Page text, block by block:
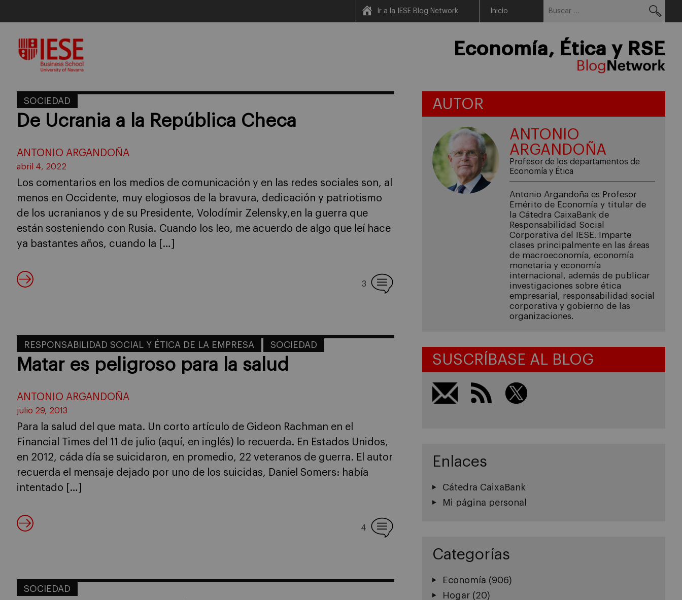
content
Ir a la IESE Blog Network Inicio
Economía, Ética y RSE
SOCIEDAD
De Ucrania a la República Checa
ANTONIO ARGANDOÑA
abril 4, 2022
Los comentarios en los medios de comunicación y en las redes sociales son, al
menos en Occidente, muy elogiosos de la bravura, dedicación y patriotismo
de los ucranianos y de su Presidente, Volodímir Zelensky,en la guerra que
están sosteniendo con Rusia. Cuando los leo, me acuerdo de algo que leí hace
ya bastantes años, cuando la […]
3
RESPONSABILIDAD SOCIAL Y ÉTICA DE LA EMPRESA SOCIEDAD
Matar es peligroso para la salud
ANTONIO ARGANDOÑA
julio 29, 2013
Para la salud del que mata. Un corto artículo de Gideon Rachman en el
Financial Times del 11 de julio (aquí, en inglés) lo recuerda. En Estados Unidos,
en 2012, cáda día se suicidaron, en promedio, 22 veteranos de guerra. El autor
recuerda el mensaje dejado por uno de los suicidas, Daniel Somers: había
intentado […]
4
SOCIEDAD
AUTOR
ANTONIO
ARGANDOÑA
Profesor de los departamentos de
Economía y Ética
Antonio Argandoña es Profesor
Emérito de Economía y titular de
la Cátedra CaixaBank de
Responsabilidad Social
Corporativa del IESE. Imparte
clases principalmente en las áreas
de macroeconomía, economía
monetaria y economía
internacional, además de publicar
investigaciones sobre ética
empresarial, responsabilidad social
corporativa y gobierno de las
organizaciones.
SUSCRÍBASE AL BLOG
Enlaces
Cátedra CaixaBank
Mi página personal
Categorías
Economía (906)
Hogar(20)